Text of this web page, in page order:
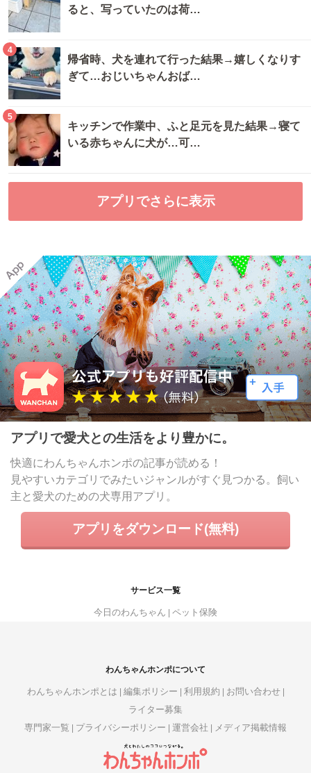
ると、写っていたのは荷…
4
帰省時、犬を連れて行った結果→嬉しくなりす
ぎて…おじいちゃんおば…
5
キッチンで作業中、ふと足元を見た結果→寝て
いる赤ちゃんに犬が…可…
アプリでさらに表示
アプリで愛犬との生活をより豊かに。
快適にわんちゃんホンポの記事が読める！
見やすいカテゴリでみたいジャンルがすぐ見つかる。飼い
主と愛犬のための犬専用アプリ。
アプリをダウンロード(無料)
サービス一覧
今日のわんちゃん ペット保険
わんちゃんホンポについて
わんちゃんホンポとは 編集ポリシー 利用規約
お問い合わせ
ライター募集
専門家一覧
プライバシーポリシー 運営会社 メディア掲載情報